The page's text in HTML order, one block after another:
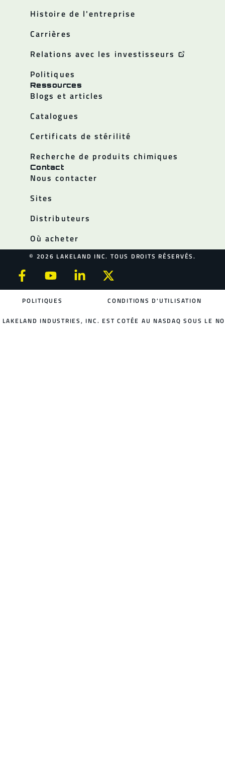
Histoire de l'entreprise
Carrières
Relations avec les investisseurs
Politiques
Ressources
Blogs et articles
Catalogues
Certificats de stérilité
Recherche de produits chimiques
Contact
Nous contacter
Sites
Distributeurs
Où acheter
© 2026 LAKELAND INC. TOUS DROITS RÉSERVÉS.
POLITIQUES CONDITIONS D'UTILISATION
LAKELAND INDUSTRIES, INC. EST COTÉE AU NASDAQ SOUS LE